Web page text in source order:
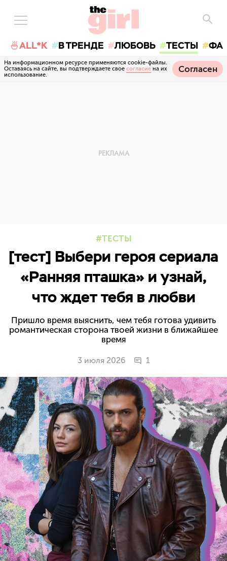
🍜ALL*K В ТРЕНДЕ ЛЮБОВЬ ТЕСТЫ
На информационном ресурсе применяются cookie-файлы.
Оставаясь на сайте, вы подтверждаете свое согласие на их
использование.
Согласен
ТЕСТЫ
[тест] Выбери героя сериала
«Ранняя пташка» и узнай,
что ждет тебя в любви
Пришло время выяснить, чем тебя готова удивить
романтическая сторона твоей жизни в ближайшее
время
3 июля 2026 1